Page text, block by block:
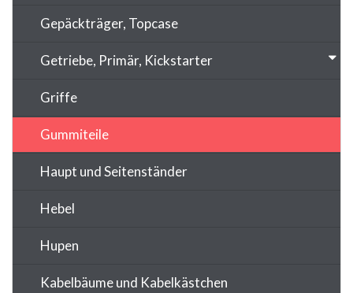
Gepäckträger, Topcase
Getriebe, Primär, Kickstarter
Griffe
Gummiteile
Haupt und Seitenständer
Hebel
Hupen
Kabelbäume und Kabelkästchen